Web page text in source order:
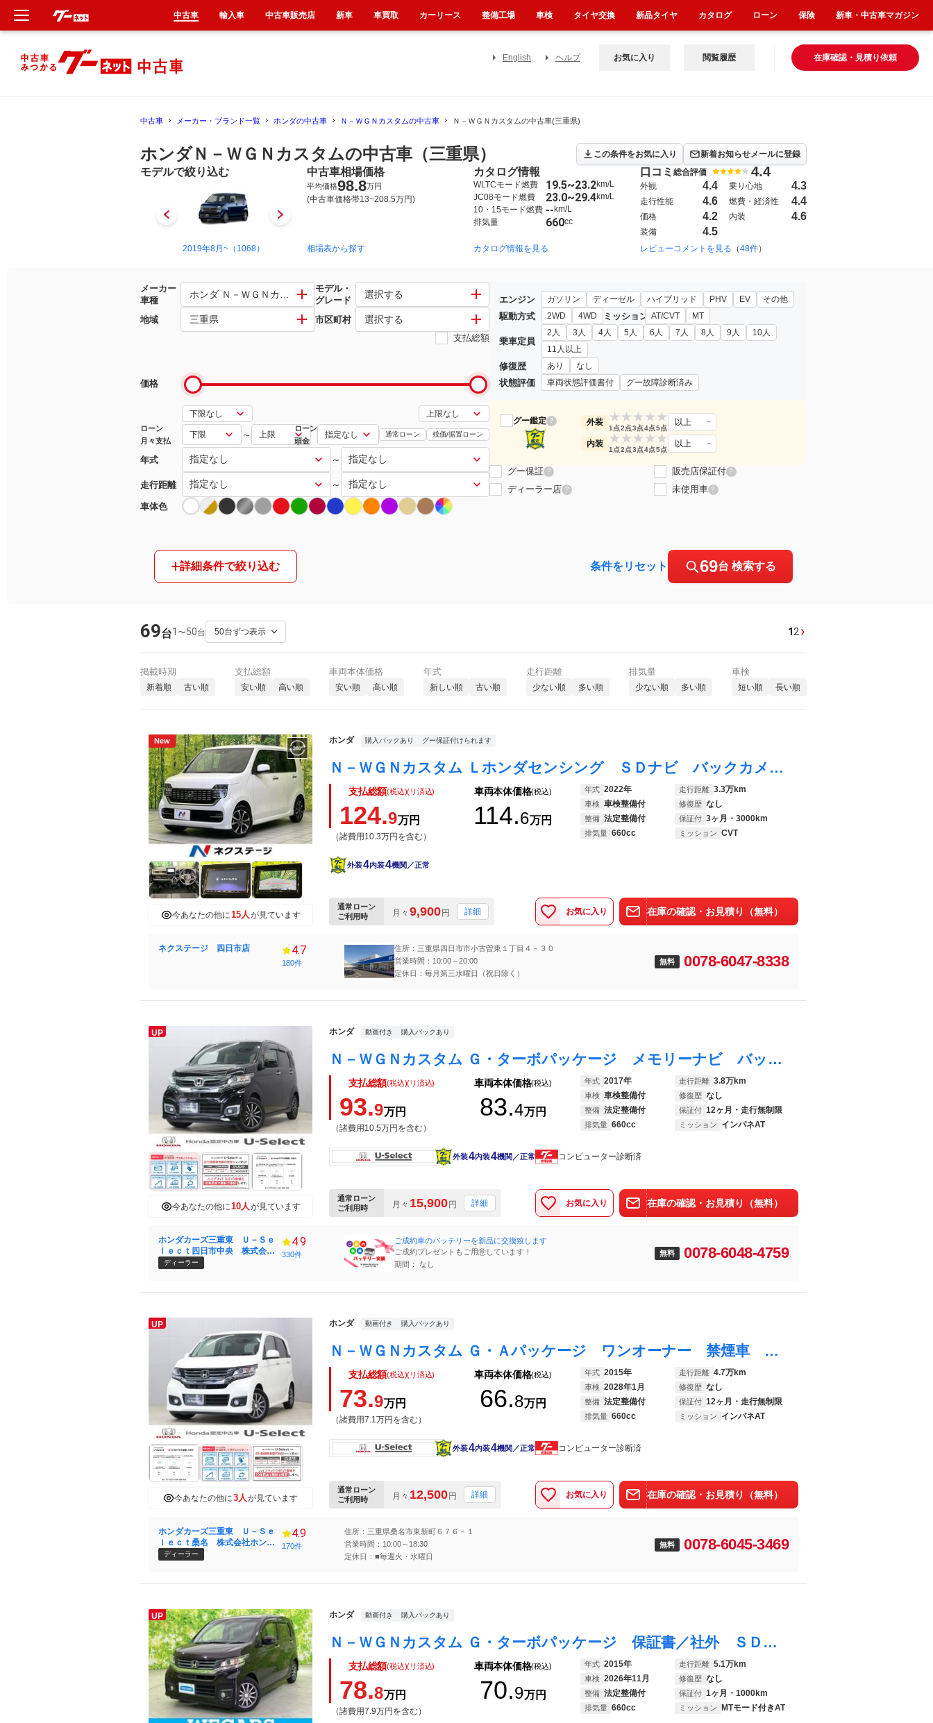
English ヘルプ 在庫確認・見積り依頼
お気に入り 閲覧履歴
中古車 メーカー・ブランド一覧 ホンダの中古車 Ｎ－ＷＧＮカスタムの中古車 Ｎ－ＷＧＮカスタムの中古車(三重県)
ホンダＮ－ＷＧＮカスタムの中古車（三重県） この条件をお気に入り 新着お知らせメールに登録
モデルで絞り込む
2019年8月~（1068） 2013年11月~2019年8月（1017） 2019年8月~（1068）
中古車相場価格
平均価格98.8万円
(中古車価格帯13~208.5万円)
相場表から探す
カタログ情報
WLTCモード燃費 19.5~23.2km/L
JC08モード燃費
23.0~29.4km/L
10・15モード燃費 -- km/L
排気量
660cc
カタログ情報を見る
口コミ 総合評価 4.4
外観 4.4 乗り心地 4.3
走行性能 4.6 燃費・経済性 4.4
価格 4.2 内装 4.6
装備 4.5
レビューコメントを見る （48件）
メーカー
車種
ホンダ Ｎ－ＷＧＮカスタム
モデル・
グレード
選択する
地域 三重県 市区町村 選択する
支払総額
価格
ローン
月々支払
～
ローン
頭金
通常ローン 残価/据置ローン
年式 ～
走行距離 ～
車体色
エンジン ガソリン ディーゼル ハイブリッド PHV EV その他
駆動方式 2WD 4WD ミッション AT/CVT MT
乗車定員
2人 3人 4人 5人 6人 7人 8人 9人
10人
11人以上
修復歴 あり なし
状態評価 車両状態評価書付 グー故障診断済み
グー鑑定 ? 外装 ★
1点
★
2点
★
3点
★
4点
★
5点
以上
内装 ★
1点
★
2点
★
3点
★
4点
★
5点
以上
グー保証 ? 販売店保証付 ?
ディーラー店 ? 未使用車 ?
詳細条件で絞り込む 条件をリセット 69台 検索する
69台1 〜50台 12 ›
掲載時期
新着順 古い順
支払総額
安い順 高い順
車両本体価格
安い順 高い順
年式
新しい順 古い順
走行距離
少ない順 多い順
排気量
少ない順 多い順
車検
短い順 長い順
New
今あなたの他に15人が見ています
ホンダ 購入パックあり グー保証付けられます
Ｎ－ＷＧＮカスタム Ｌホンダセンシング ＳＤナビ バックカメラ 衝突被害軽減システム 禁煙車 シートヒーター コーナーセンサー スマートキー ＬＥＤヘッド ビルトインＥＴＣ 純正１４インチアルミ 車線逸脱警報 オートライト オートエアコン
支払総額(税込)(リ済込)
124.9万円
（諸費用10.3万円を含む）
車両本体価格(税込)
114.6万円
年式 2022年 走行距離 3.3万km
車検 車検整備付 修復歴 なし
整備 法定整備付 保証付 3ヶ月・3000km
排気量 660cc ミッション CVT
外装4内装4機関／正常
通常ローン
ご利用時
月々 9,900円 詳細 お気に入り 在庫の確認・お見積り（無料）
ネクステージ 四日市店 4.7
180件
住所：三重県四日市市小古曽東１丁目４－３０
営業時間：10:00～20:00
定休日：毎月第三水曜日（祝日除く）
無料 0078-6047-8338
UP
今あなたの他に10人が見ています
ホンダ 動画付き 購入パックあり
Ｎ－ＷＧＮカスタム Ｇ・ターボパッケージ メモリーナビ バックカメラ 禁煙車 クルーズコントロール オートリトラミラー ハーフレザー 本革ステアリング ＨＩＤヘッド ＬＥＤフォグ １４インチＡＷ スマートキー アイドリングストップ ＥＴＣ
支払総額(税込)(リ済込)
93.9万円
（諸費用10.5万円を含む）
車両本体価格(税込)
83.4万円
年式 2017年 走行距離 3.8万km
車検 車検整備付 修復歴 なし
整備 法定整備付 保証付 12ヶ月・走行無制限
排気量 660cc ミッション インパネAT
外装4内装4機関／正常 コンピューター診断済
通常ローン
ご利用時
月々 15,900円 詳細 お気に入り 在庫の確認・お見積り（無料）
ホンダカーズ三重東 Ｕ－Ｓｅ
ｌｅｃｔ四日市中央 株式会社
ホンダ四輪販売中京
ディーラー
4.9
330件
ご成約車のバッテリーを新品に交換致します
ご成約プレゼントもご用意しています！
期間： なし
無料 0078-6048-4759
UP
今あなたの他に3人が見ています
ホンダ 動画付き 購入パックあり
Ｎ－ＷＧＮカスタム Ｇ・Ａパッケージ ワンオーナー 禁煙車 衝突軽減ブレーキ 誤発進抑制 本革巻ステアリング ＨＩＤヘッド クルコン 純正１４ＡＷ ハーフレザー ＳＲＳエアバッグ スマートキー オートエアコン フロントフォグ 半革 ＡＢＳ
支払総額(税込)(リ済込)
73.9万円
（諸費用7.1万円を含む）
車両本体価格(税込)
66.8万円
年式 2015年 走行距離 4.7万km
車検 2028年1月 修復歴 なし
整備 法定整備付 保証付 12ヶ月・走行無制限
排気量 660cc ミッション インパネAT
外装4内装4機関／正常 コンピューター診断済
通常ローン
ご利用時
月々 12,500円 詳細 お気に入り 在庫の確認・お見積り（無料）
ホンダカーズ三重東 Ｕ－Ｓｅ
ｌｅｃｔ桑名 株式会社ホンダ
四輪販売中京
ディーラー
4.9
170件
住所：三重県桑名市東新町６７６－１
営業時間：10:00～18:30
定休日：■毎週火・水曜日
無料 0078-6045-3469
UP ホンダ 動画付き 購入パックあり
Ｎ－ＷＧＮカスタム Ｇ・ターボパッケージ 保証書／社外 ＳＤナビ／シート ハーフレザー／ヘッドランプ ＨＩＤ／Ｂｌｕｅｔｏｏｔｈ接続／ＥＴＣ／ＥＢＤ付ＡＢＳ／横滑り防止装置／アイドリングストップ／バックモニター／フルセグＴＶ／ＤＶＤ
支払総額(税込)(リ済込)
78.8万円
（諸費用7.9万円を含む）
車両本体価格(税込)
70.9万円
年式 2015年 走行距離 5.1万km
車検 2026年11月 修復歴 なし
整備 法定整備付 保証付 1ヶ月・1000km
排気量 660cc ミッション MTモード付きAT
中古車 輸入車 中古車販売店 新車 車買取 カーリース 整備工場 車検 タイヤ交換 新品タイヤ カタログ ローン 保険 新車・中古車マガジン
新車